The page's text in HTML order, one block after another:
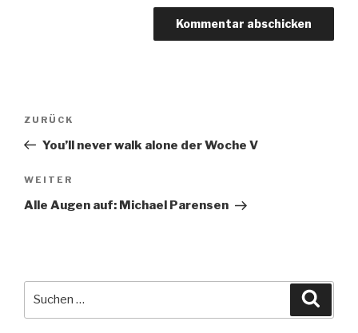
Beitragsnavigation
Vorheriger
Beitrag
ZURÜCK
You’ll never walk alone der Woche V
Nächster
Beitrag
WEITER
Alle Augen auf: Michael Parensen